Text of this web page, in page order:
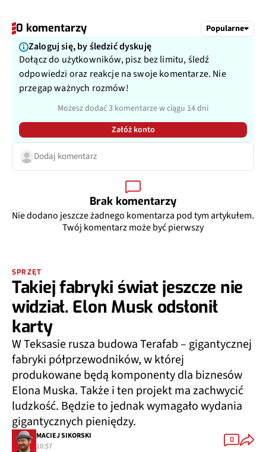
0 komentarzy Popularne
Zaloguj się, by śledzić dyskuję
Dołącz do użytkowników, pisz bez limitu, śledź
odpowiedzi oraz reakcje na swoje komentarze. Nie
przegap ważnych rozmów!
Możesz dodać 3 komentarze w ciągu 14 dni
Załóż konto
Dodaj komentarz
Brak komentarzy
Nie dodano jeszcze żadnego komentarza pod tym artykułem.
Twój komentarz może być pierwszy
SPRZĘT
Takiej fabryki świat jeszcze nie
widział. Elon Musk odsłonił
karty
W Teksasie rusza budowa Terafab – gigantycznej
fabryki półprzewodników, w której
produkowane będą komponenty dla biznesów
Elona Muska. Także i ten projekt ma zachwycić
ludzkość. Będzie to jednak wymagało wydania
gigantycznych pieniędzy.
MACIEJ SIKORSKI
10:57
0